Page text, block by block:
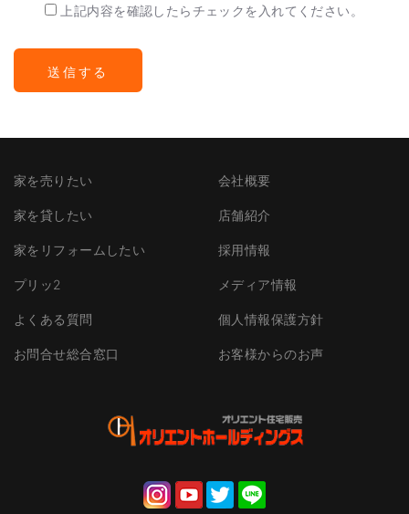
上記内容を確認したらチェックを入れてください。
家を売りたい
家を貸したい
家をリフォームしたい
プリッ2
よくある質問
お問合せ総合窓口
会社概要
店舗紹介
採用情報
メディア情報
個人情報保護方針
お客様からのお声